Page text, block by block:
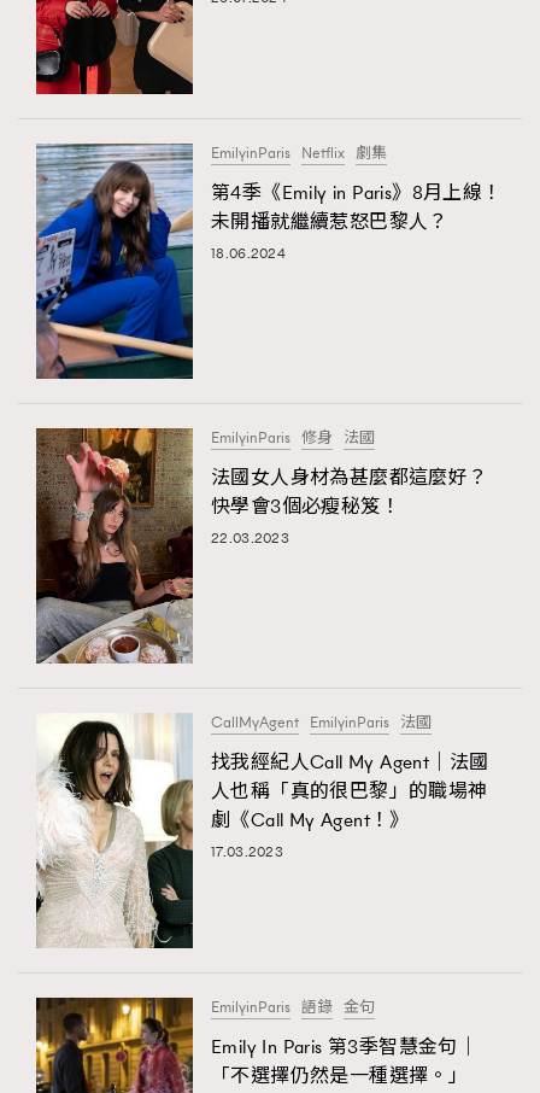
AFrenchMind
EmpowerF
FashionWeek
EmilyinParis Netflix 劇集
第4季《Emily in Paris》8月上線！
未開播就繼續惹怒巴黎人？
18.06.2024
EmilyinParis 修身 法國
法國女人身材為甚麼都這麼好？
快學會3個必瘦秘笈！
22.03.2023
CallMyAgent EmilyinParis 法國
找我經紀人Call My Agent｜法國
人也稱「真的很巴黎」的職場神
劇《Call My Agent！》
17.03.2023
EmilyinParis 語錄 金句
Emily In Paris 第3季智慧金句｜
「不選擇仍然是一種選擇。」